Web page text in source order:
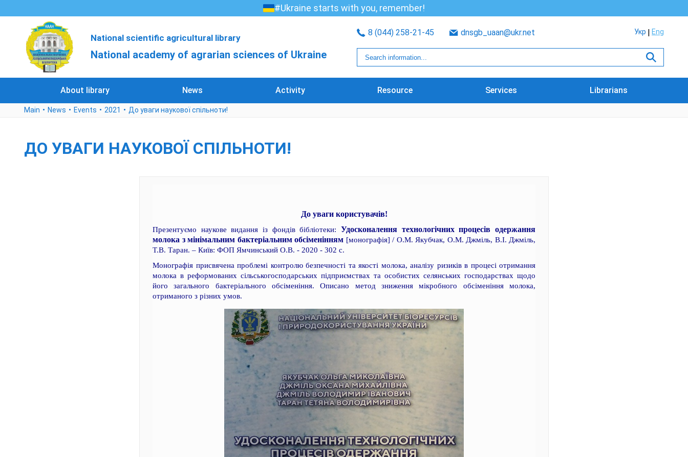
#Ukraine starts with you, remember!
National scientific agricultural library
National academy of agrarian sciences of Ukraine
8 (044) 258-21-45 dnsgb_uaan@ukr.net Укр Eng
About library News Activity Resource Services Librarians
Main News Events 2021 До уваги наукової спільноти!
ДО УВАГИ НАУКОВОЇ СПІЛЬНОТИ!
До уваги користувачів!
Презентуємо наукове видання із фондів бібліотеки: Удосконалення технологічних процесів одержання
молока з мінімальним бактеріальним обсіменінням [монографія] / О.М. Якубчак, О.М. Джміль, В.І. Джміль,
Т.В. Таран. – Київ: ФОП Ямчинський О.В. - 2020 - 302 с.
Монографія присвячена проблемі контролю безпечності та якості молока, аналізу ризиків в процесі отримання
молока в реформованих сільськогосподарських підприємствах та особистих селянських господарствах щодо
його загального бактеріального обсіменіння. Описано метод зниження мікробного обсіменіння молока,
отриманого з різних умов.